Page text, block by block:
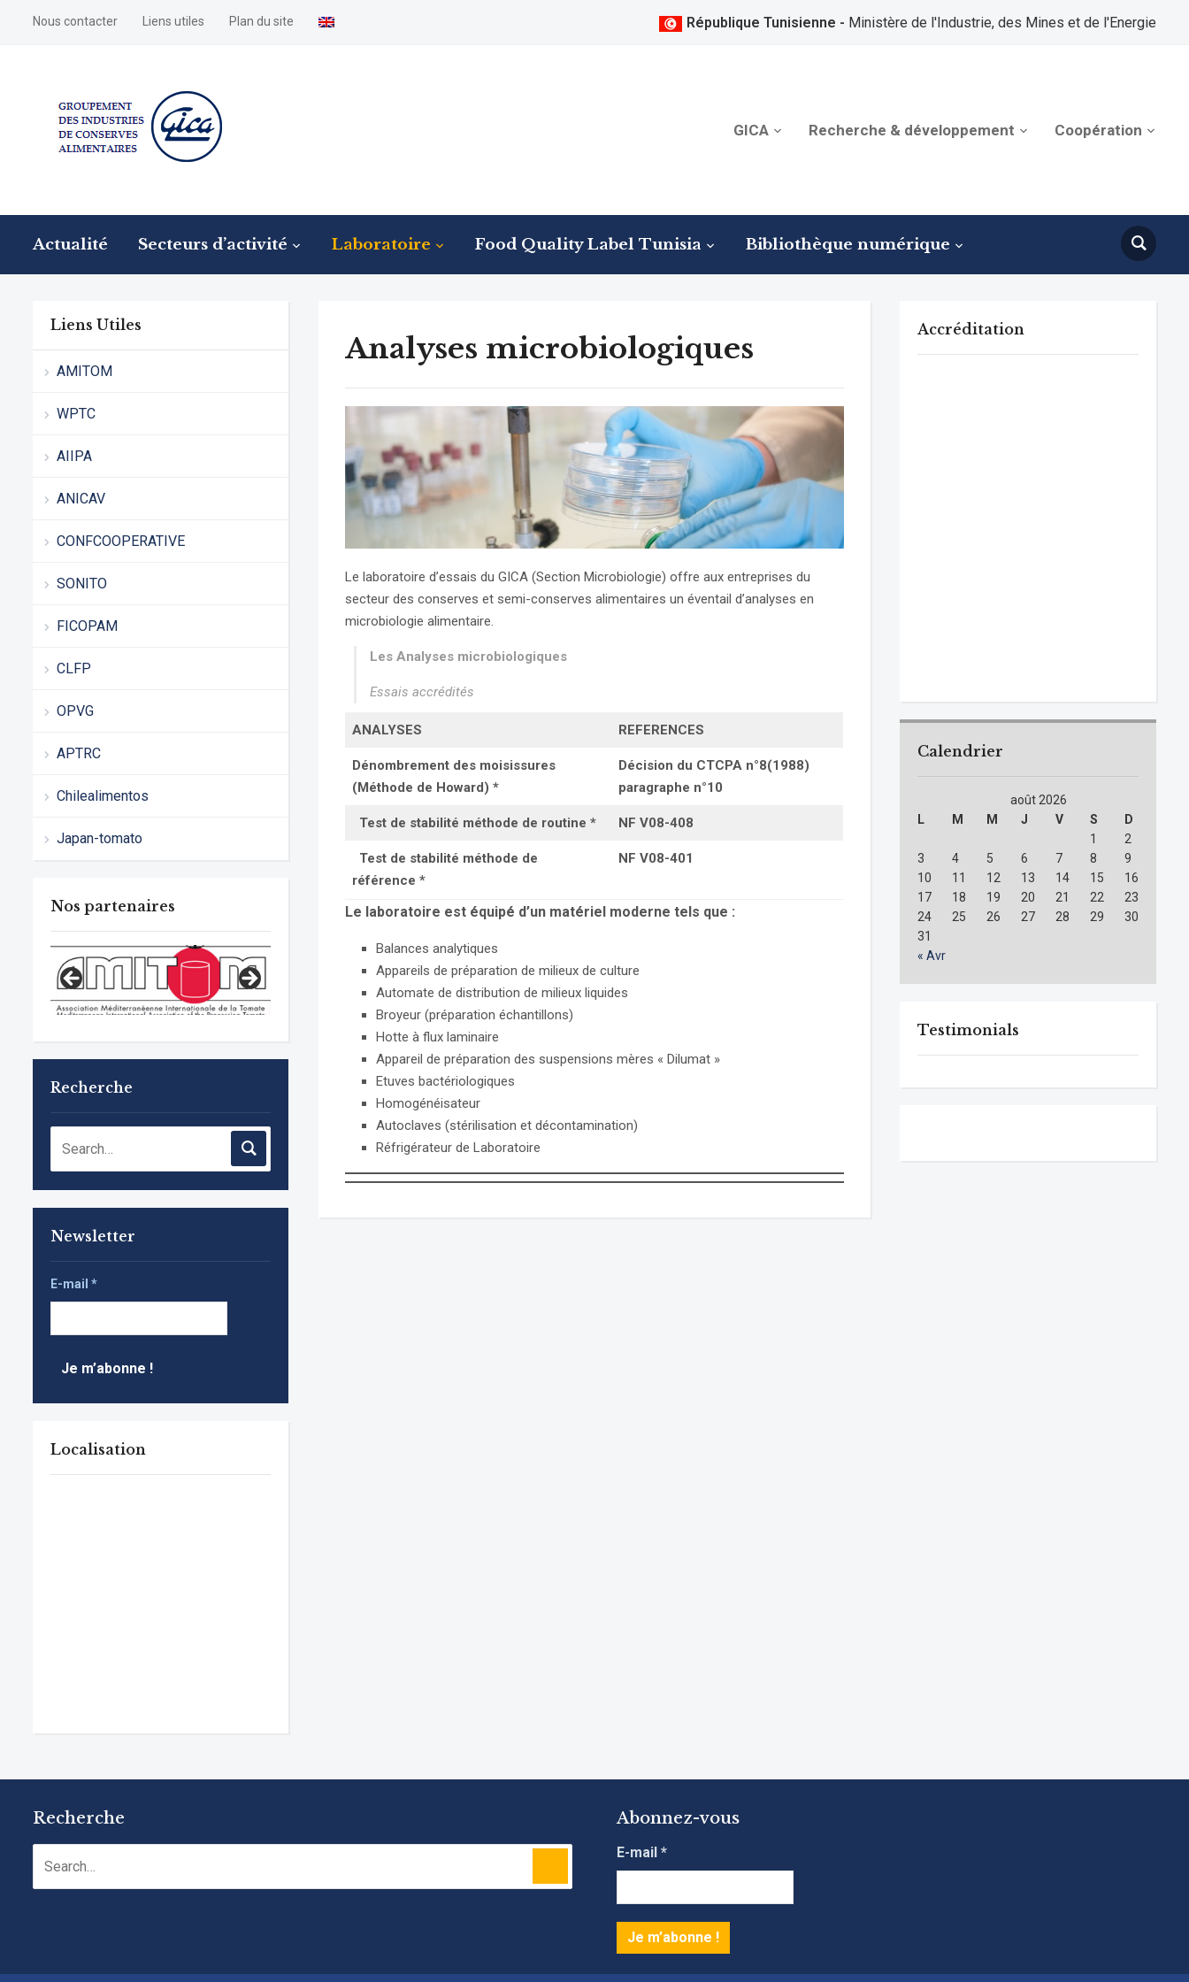
Nous contacter Liens utiles Plan du site République Tunisienne - Ministère de l'Industrie, des Mines et de l'Energie
GICA Recherche & développement Coopération
Actualité Secteurs d’activité Laboratoire Food Quality Label Tunisia Bibliothèque numérique
Liens Utiles
AMITOM
WPTC
AIIPA
ANICAV
CONFCOOPERATIVE
SONITO
FICOPAM
CLFP
OPVG
APTRC
Chilealimentos
Japan-tomato
Nos partenaires
Recherche
Newsletter
E-mail *
Localisation
Analyses microbiologiques
Le laboratoire d’essais du GICA (Section Microbiologie) offre aux entreprises du
secteur des conserves et semi-conserves alimentaires un éventail d’analyses en
microbiologie alimentaire.
Les Analyses microbiologiques
Essais accrédités
ANALYSES REFERENCES
Dénombrement des moisissures
(Méthode de Howard) *
Décision du CTCPA n°8(1988)
paragraphe n°10
Test de stabilité méthode de routine * NF V08-408
Test de stabilité méthode de
référence *
NF V08-401
Le laboratoire est équipé d’un matériel moderne tels que :
Balances analytiques
Appareils de préparation de milieux de culture
Automate de distribution de milieux liquides
Broyeur (préparation échantillons)
Hotte à flux laminaire
Appareil de préparation des suspensions mères « Dilumat »
Etuves bactériologiques
Homogénéisateur
Autoclaves (stérilisation et décontamination)
Réfrigérateur de Laboratoire
Accréditation
Calendrier
août 2026
L
M M J V S
D
1
2
3
4 5 6 7 8
9
10
11 12 13 14 15
16
17
18 19 20 21 22
23
24
25 26 27 28 29
30
31
« Avr
Testimonials
Recherche Abonnez-vous
E-mail*